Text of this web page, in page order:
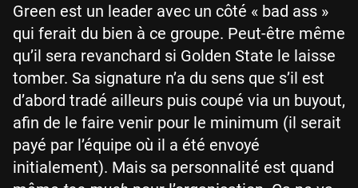
Green est un leader avec un côté « bad ass »
qui ferait du bien à ce groupe. Peut-être même
qu’il sera revanchard si Golden State le laisse
tomber. Sa signature n’a du sens que s’il est
d’abord tradé ailleurs puis coupé via un buyout,
afin de le faire venir pour le minimum (il serait
payé par l’équipe où il a été envoyé
initialement). Mais sa personnalité est quand